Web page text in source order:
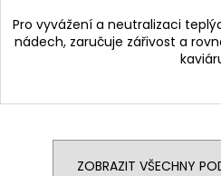
Pro vyvážení a neutralizaci
nádech, zaručuje zářivost a
ZOBRAZIT VŠECHNY